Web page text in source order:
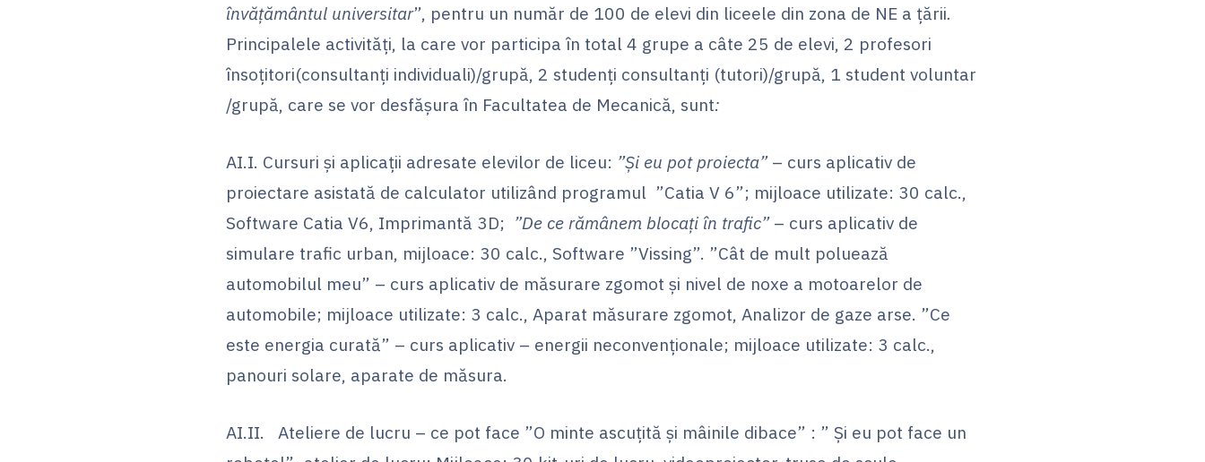
învățământul universitar”, pentru un număr de 100 de elevi din liceele din zona de NE a ţării.
Principalele activităţi, la care vor participa în total 4 grupe a câte 25 de elevi, 2 profesori
însoțitori(consultanți individuali)/grupă, 2 studenți consultanți (tutori)/grupă, 1 student voluntar
/grupă, care se vor desfăşura în Facultatea de Mecanică, sunt:
AI.I. Cursuri și aplicații adresate elevilor de liceu: ”Și eu pot proiecta”– curs aplicativ de
proiectare asistată de calculator utilizând programul ”Catia V 6”; mijloace utilizate: 30 calc.,
Software Catia V6, Imprimantă 3D; ”De ce rămânem blocați în trafic”– curs aplicativ de
simulare trafic urban, mijloace: 30 calc., Software ”Vissing”. ”Cât de mult poluează
automobilul meu” – curs aplicativ de măsurare zgomot și nivel de noxe a motoarelor de
automobile; mijloace utilizate: 3 calc., Aparat măsurare zgomot, Analizor de gaze arse. ”Ce
este energia curată” – curs aplicativ – energii neconvenționale; mijloace utilizate: 3 calc.,
panouri solare, aparate de măsura.
AI.II. Ateliere de lucru – ce pot face ”O minte ascuțită și mâinile dibace” : ” Și eu pot face un